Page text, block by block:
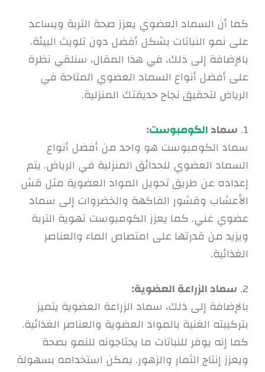
كما أن السماد العضوي يعزز صحة التربة ويساعد
على نمو النباتات بشكل أفضل دون تلويث البيئة.
بالإضافة إلى ذلك، في هذا المقال، سنلقي نظرة
على أفضل أنواع السماد العضوي المتاحة في
الرياض لتحقيق نجاح حديقتك المنزلية.
1. سمادالكومبوست:
سماد الكومبوست هو واحد من أفضل أنواع
السماد العضوي للحدائق المنزلية في الرياض. يتم
إعداده عن طريق تحويل المواد العضوية مثل قش
الأعشاب وقشور الفاكهة والخضروات إلى سماد
عضوي غني. كما يعزز الكومبوست تهوية التربة
ويزيد من قدرتها على امتصاص الماء والعناصر
الغذائية.
2. سماد الزراعة العضوية:
بالإضافة إلى ذلك، سماد الزراعة العضوية يتميز
بتركيبته الغنية بالمواد العضوية والعناصر الغذائية.
كما إنه يوفر للنباتات ما يحتاجونه للنمو بصحة
ويعزز إنتاج الثمار والزهور. يمكن استخدامه بسهولة